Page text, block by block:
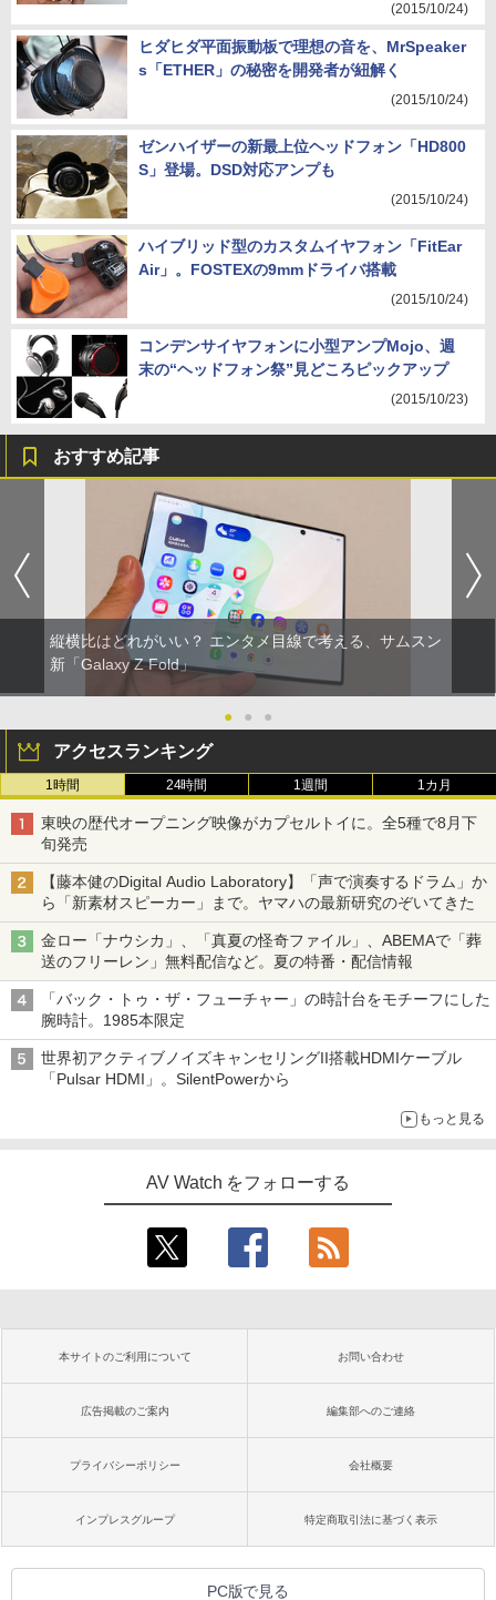
(2015/10/24)
ヒダヒダ平面振動板で理想の音を、MrSpeaker
s「ETHER」の秘密を開発者が紐解く
(2015/10/24)
ゼンハイザーの新最上位ヘッドフォン「HD800
S」登場。DSD対応アンプも
(2015/10/24)
ハイブリッド型のカスタムイヤフォン「FitEar
Air」。FOSTEXの9mmドライバ搭載
(2015/10/24)
コンデンサイヤフォンに小型アンプMojo、週
末の“ヘッドフォン祭”見どころピックアップ
(2015/10/23)
おすすめ記事
縦横比はどれがいい？ エンタメ目線で考える、サムスン
新「Galaxy Z Fold」
● ● ●
アクセスランキング
1時間 24時間 1週間 1カ月
東映の歴代オープニング映像がカプセルトイに。全5種で8月下
旬発売
【藤本健のDigital Audio Laboratory】「声で演奏するドラム」か
ら「新素材スピーカー」まで。ヤマハの最新研究のぞいてきた
金ロー「ナウシカ」、「真夏の怪奇ファイル」、ABEMAで「葬
送のフリーレン」無料配信など。夏の特番・配信情報
「バック・トゥ・ザ・フューチャー」の時計台をモチーフにした
腕時計。1985本限定
世界初アクティブノイズキャンセリングII搭載HDMIケーブル
「Pulsar HDMI」。SilentPowerから
もっと見る
AV Watch をフォローする
本サイトのご利用について お問い合わせ
広告掲載のご案内 編集部へのご連絡
プライバシーポリシー 会社概要
インプレスグループ 特定商取引法に基づく表示
PC版で見る